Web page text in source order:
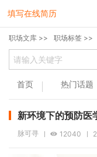
填写在线简历
职场文库 >> 职场标签 >>
首页 热门话题
新环境下的预防医
脉可寻 12040